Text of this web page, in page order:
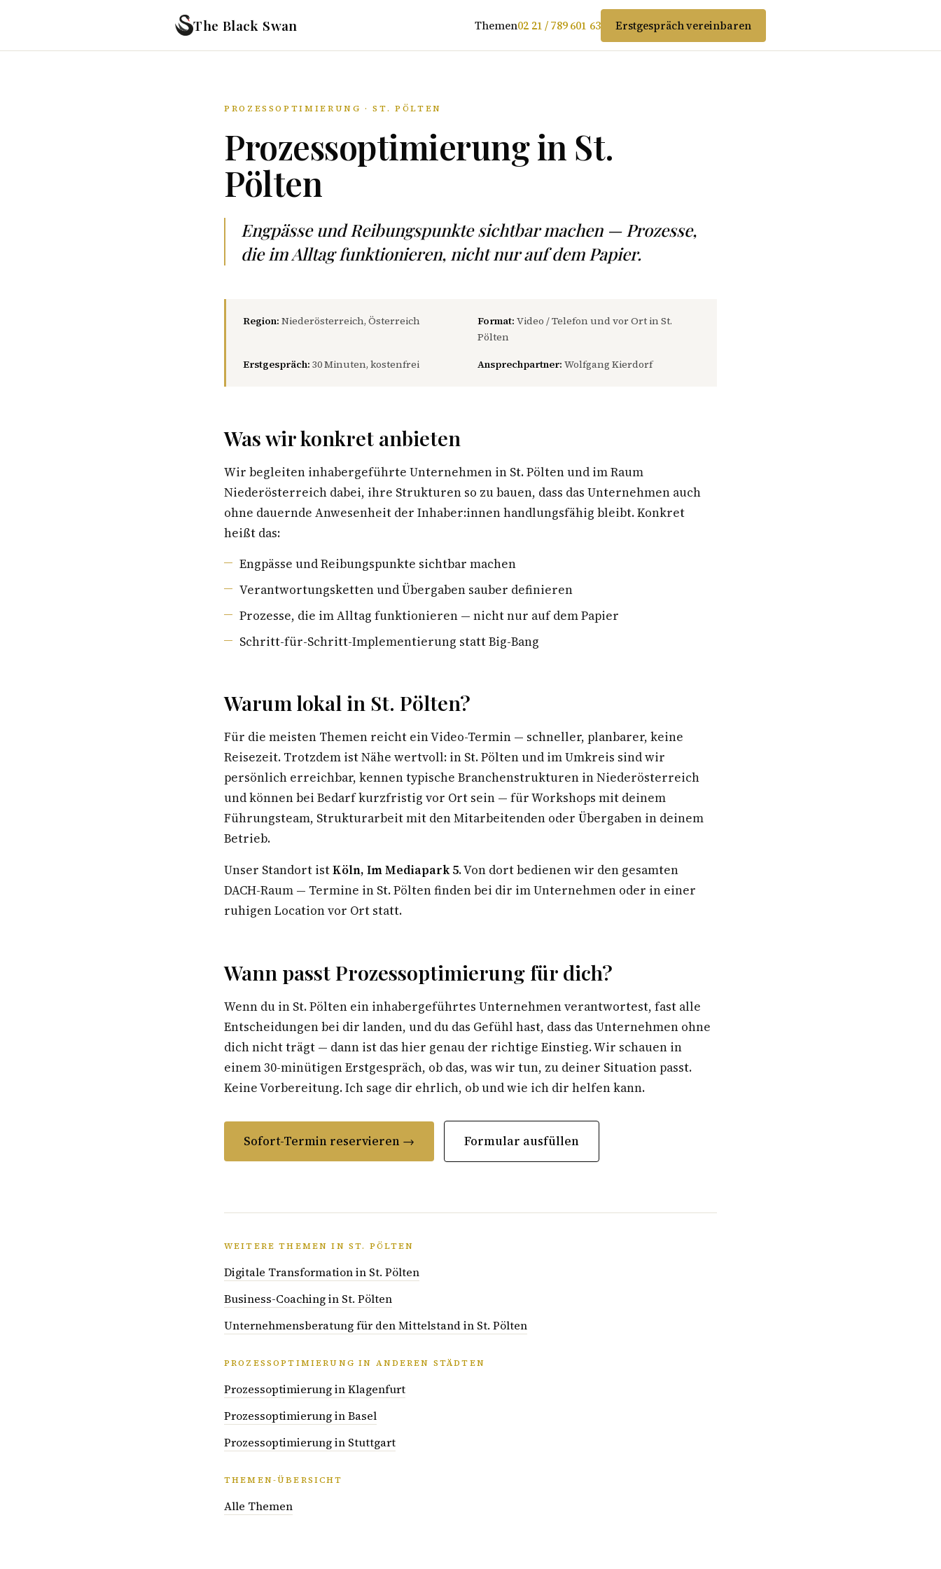
The Black Swan Themen02 21 / 789 601 63 Erstgespräch vereinbaren
PROZESSOPTIMIERUNG · ST. PÖLTEN
Prozessoptimierung in St.
Pölten
Engpässe und Reibungspunkte sichtbar machen — Prozesse,
die im Alltag funktionieren, nicht nur auf dem Papier.
Region: Niederösterreich, Österreich Format: Video / Telefon und vor Ort in St.
Pölten
Erstgespräch: 30 Minuten, kostenfrei Ansprechpartner: Wolfgang Kierdorf
Was wir konkret anbieten
Wir begleiten inhabergeführte Unternehmen in St. Pölten und im Raum
Niederösterreich dabei, ihre Strukturen so zu bauen, dass das Unternehmen auch
ohne dauernde Anwesenheit der Inhaber:innen handlungsfähig bleibt. Konkret
heißt das:
Engpässe und Reibungspunkte sichtbar machen
Verantwortungsketten und Übergaben sauber definieren
Prozesse, die im Alltag funktionieren — nicht nur auf dem Papier
Schritt-für-Schritt-Implementierung statt Big-Bang
Warum lokal in St. Pölten?
Für die meisten Themen reicht ein Video-Termin — schneller, planbarer, keine
Reisezeit. Trotzdem ist Nähe wertvoll: in St. Pölten und im Umkreis sind wir
persönlich erreichbar, kennen typische Branchenstrukturen in Niederösterreich
und können bei Bedarf kurzfristig vor Ort sein — für Workshops mit deinem
Führungsteam, Strukturarbeit mit den Mitarbeitenden oder Übergaben in deinem
Betrieb.
Unser Standort istKöln, Im Mediapark 5. Von dort bedienen wir den gesamten
DACH-Raum — Termine in St. Pölten finden bei dir im Unternehmen oder in einer
ruhigen Location vor Ort statt.
Wann passt Prozessoptimierung für dich?
Wenn du in St. Pölten ein inhabergeführtes Unternehmen verantwortest, fast alle
Entscheidungen bei dir landen, und du das Gefühl hast, dass das Unternehmen ohne
dich nicht trägt — dann ist das hier genau der richtige Einstieg. Wir schauen in
einem 30-minütigen Erstgespräch, ob das, was wir tun, zu deiner Situation passt.
Keine Vorbereitung. Ich sage dir ehrlich, ob und wie ich dir helfen kann.
Sofort-Termin reservieren → Formular ausfüllen
WEITERE THEMEN IN ST. PÖLTEN
Digitale Transformation in St. Pölten
Business-Coaching in St. Pölten
Unternehmensberatung für den Mittelstand in St. Pölten
PROZESSOPTIMIERUNG IN ANDEREN STÄDTEN
Prozessoptimierung in Klagenfurt
Prozessoptimierung in Basel
Prozessoptimierung in Stuttgart
THEMEN-ÜBERSICHT
Alle Themen